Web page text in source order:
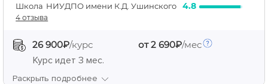
Школа НИУДПО имени К.Д. Ушинского 4.8
4 отзыва
26 900₽/курс от 2 690₽/мес
Курс идет 3 мес.
Раскрыть подробнее